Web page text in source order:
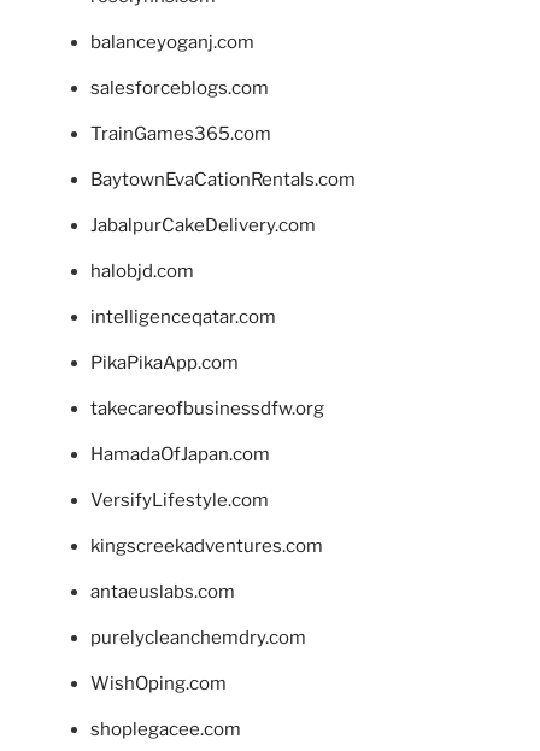
balanceyoganj.com
salesforceblogs.com
TrainGames365.com
BaytownEvaCationRentals.com
JabalpurCakeDelivery.com
halobjd.com
intelligenceqatar.com
PikaPikaApp.com
takecareofbusinessdfw.org
HamadaOfJapan.com
VersifyLifestyle.com
kingscreekadventures.com
antaeuslabs.com
purelycleanchemdry.com
WishOping.com
shoplegacee.com